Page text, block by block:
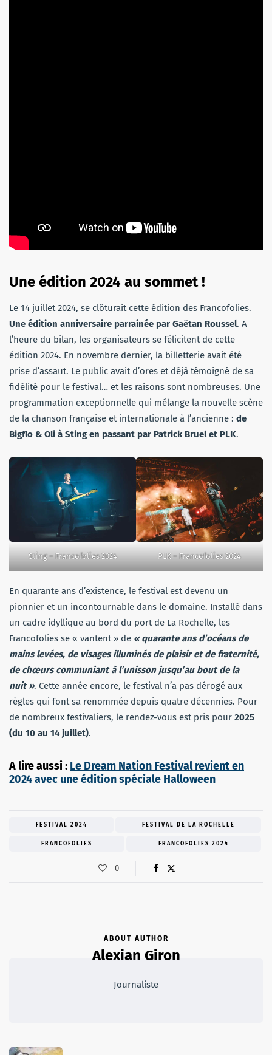
Une édition 2024 au sommet !
Le 14 juillet 2024, se clôturait cette édition des Francofolies.
Une édition anniversaire parrainée par Gaëtan Roussel. A
l’heure du bilan, les organisateurs se félicitent de cette
édition 2024. En novembre dernier, la billetterie avait été
prise d’assaut. Le public avait d’ores et déjà témoigné de sa
fidélité pour le festival… et les raisons sont nombreuses. Une
programmation exceptionnelle qui mélange la nouvelle scène
de la chanson française et internationale à l’ancienne : de
Bigflo & Oli à Sting en passant par Patrick Bruel et PLK.
Sting – Francofolies 2024 PLK – Francofolies 2024
En quarante ans d’existence, le festival est devenu un
pionnier et un incontournable dans le domaine. Installé dans
un cadre idyllique au bord du port de La Rochelle, les
Francofolies se « vantent » de « quarante ans d’océans de
mains levées, de visages illuminés de plaisir et de fraternité,
de chœurs communiant à l’unisson jusqu’au bout de la
nuit ». Cette année encore, le festival n’a pas dérogé aux
règles qui font sa renommée depuis quatre décennies. Pour
de nombreux festivaliers, le rendez-vous est pris pour 2025
(du 10 au 14 juillet).
A lire aussi : Le Dream Nation Festival revient en
2024 avec une édition spéciale Halloween
FESTIVAL 2024 FESTIVAL DE LA ROCHELLE
FRANCOFOLIES FRANCOFOLIES 2024
0
ABOUT AUTHOR
Alexian Giron
Journaliste